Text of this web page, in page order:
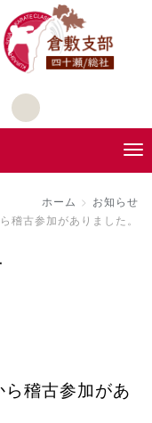
ホーム
お知らせ
稽古参加がありました。